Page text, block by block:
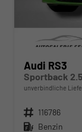
Audi RS3
unverbindliche
Fahrzeugnr. 116786
Kraftstoff Benzin